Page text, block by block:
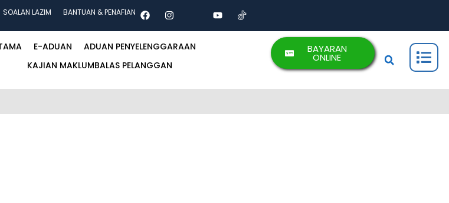
SOALAN LAZIM BANTUAN & PENAFIAN
E-ADUAN
ADUAN PENYELENGGARAAN
KAJIAN MAKLUMBALAS PELANGGAN
BAYARAN
ONLINE